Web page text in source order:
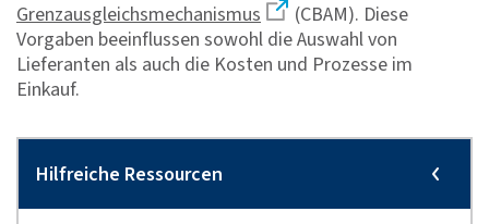
Grenzausgleichsmechanismus
(CBAM). Diese
Vorgaben beeinflussen sowohl die Auswahl von
Lieferanten als auch die Kosten und Prozesse im
Einkauf.